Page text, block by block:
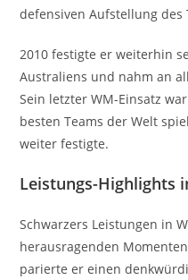
defensiven Aufstellung des
2010 festigte er weiterhin
Australiens und nahm an
Sein letzter WM-Einsatz
besten Teams der Welt
weiter festigte.
Leistungs-Highlights
Schwarzers Leistungen in
herausragenden
parierte er einen